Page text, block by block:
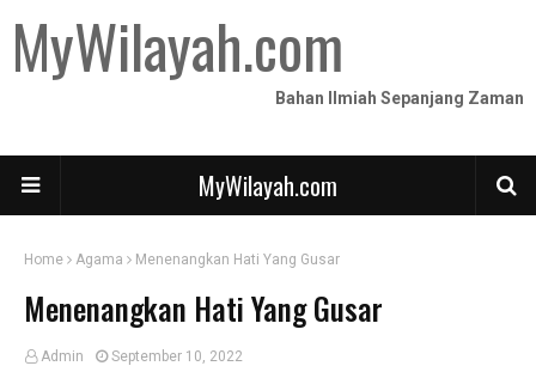
MyWilayah.com
Bahan Ilmiah Sepanjang Zaman
MyWilayah.com
Home Agama Menenangkan Hati Yang Gusar
Menenangkan Hati Yang Gusar
Admin September 10, 2022